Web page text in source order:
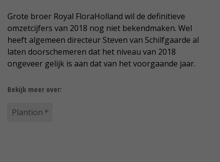
Grote broer Royal FloraHolland wil de definitieve
omzetcijfers van 2018 nog niet bekendmaken. Wel
heeft algemeen directeur Steven van Schilfgaarde al
laten doorschemeren dat het niveau van 2018
ongeveer gelijk is aan dat van het voorgaande jaar.
Bekijk meer over:
Plantion